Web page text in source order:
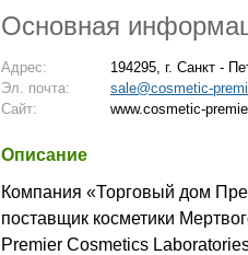
Основная
Адрес:
194295, г. Санкт -
Эл. почта:
sale@cosmetic-
Сайт:
www.cosmetic-
Описание
Компания «Торговый дом
поставщик косметики
Premier Cosmetics